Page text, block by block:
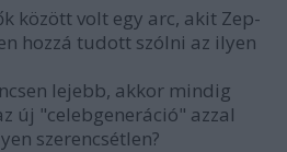
között volt egy arc, akit Zep-
hozzá tudott szólni az ilyen
lejebb, akkor mindig
új "celebgeneráció" azzal
szerencsétlen?